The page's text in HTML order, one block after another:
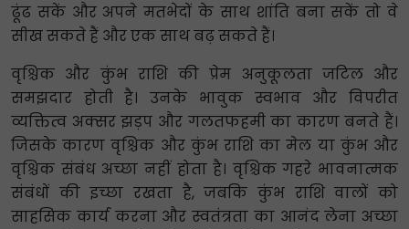
ढूंढ सकें और अपने मतभेदों के साथ शांति बना सकें तो वे
सीख सकते हैं और एक साथ बढ़ सकते हैं।
वृश्चिक और कुंभ राशि की प्रेम अनुकूलता जटिल और
समझदार होती है। उनके भावुक स्वभाव और विपरीत
व्यक्तित्व अक्सर झड़प और गलतफहमी का कारण बनते हैं।
जिसके कारण वृश्चिक और कुंभ राशि का मेल या कुंभ और
वृश्चिक संबंध अच्छा नहीं होता है। वृश्चिक गहरे भावनात्मक
संबंधों की इच्छा रखता है, जबकि कुंभ राशि वालों को
साहसिक कार्य करना और स्वतंत्रता का आनंद लेना अच्छा